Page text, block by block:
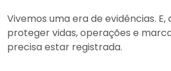
Vivemos uma era de evidências.
proteger vidas, operações e
precisa estar registrada.